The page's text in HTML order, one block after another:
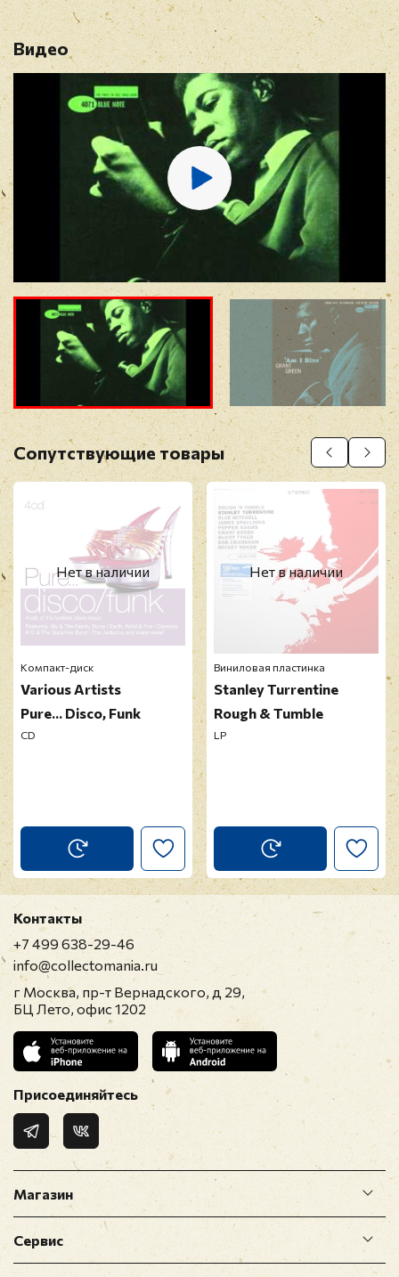
Имя*
Прикрепить фото
Оставить отзыв
Перед публикацией отзывы проходят
модерацию
Видео
Сопутствующие товары
Нет в наличии
Компакт-диск
Various Artists
Pure... Disco, Funk
CD
Нет в наличии
Виниловая пластинка
Stanley Turrentine
Rough & Tumble
LP
Магазин
Сервис
Контакты
+7 499 638-29-46
info@collectomania.ru
г Москва, пр-т Вернадского, д 29,
БЦ Лето, офис 1202
Присоединяйтесь